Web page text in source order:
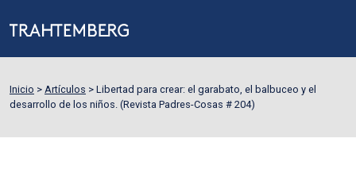
Inicio > Artículos > Libertad para crear: el garabato, el balbuceo y el
desarrollo de los niños. (Revista Padres-Cosas # 204)